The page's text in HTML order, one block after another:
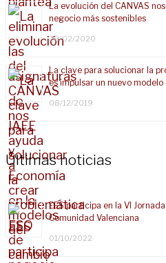
La evolución del CANVAS
negocio más sostenibles
28/02/2020
La clave para solucionar la
es impulsar un nuevo modelo
08/12/2019
Últimas noticias
EES participa en la VI
Comunidad Valenciana
01/10/2022